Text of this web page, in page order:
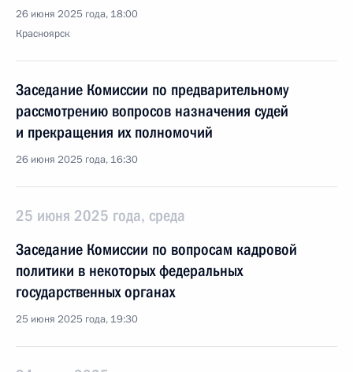
26 июня 2025 года, 18:00
Красноярск
Заседание Комиссии по предварительному
рассмотрению вопросов назначения судей
и прекращения их полномочий
26 июня 2025 года, 16:30
25 июня 2025 года, среда
Заседание Комиссии по вопросам кадровой
политики в некоторых федеральных
государственных органах
25 июня 2025 года, 19:30